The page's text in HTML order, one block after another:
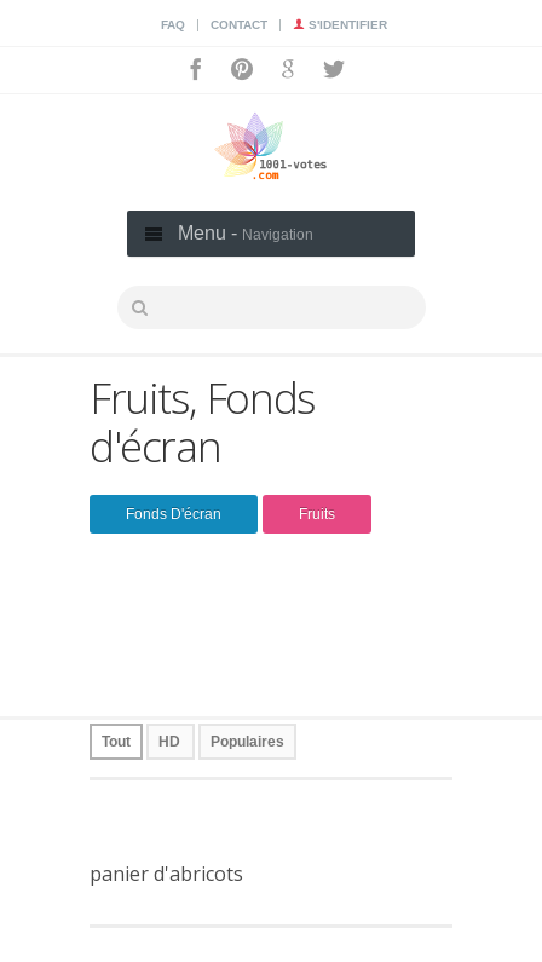
FAQ | CONTACT | S'IDENTIFIER
Menu - Navigation
Fruits, Fonds
d'écran
Fonds D'écran Fruits
Tout HD Populaires
panier d'abricots